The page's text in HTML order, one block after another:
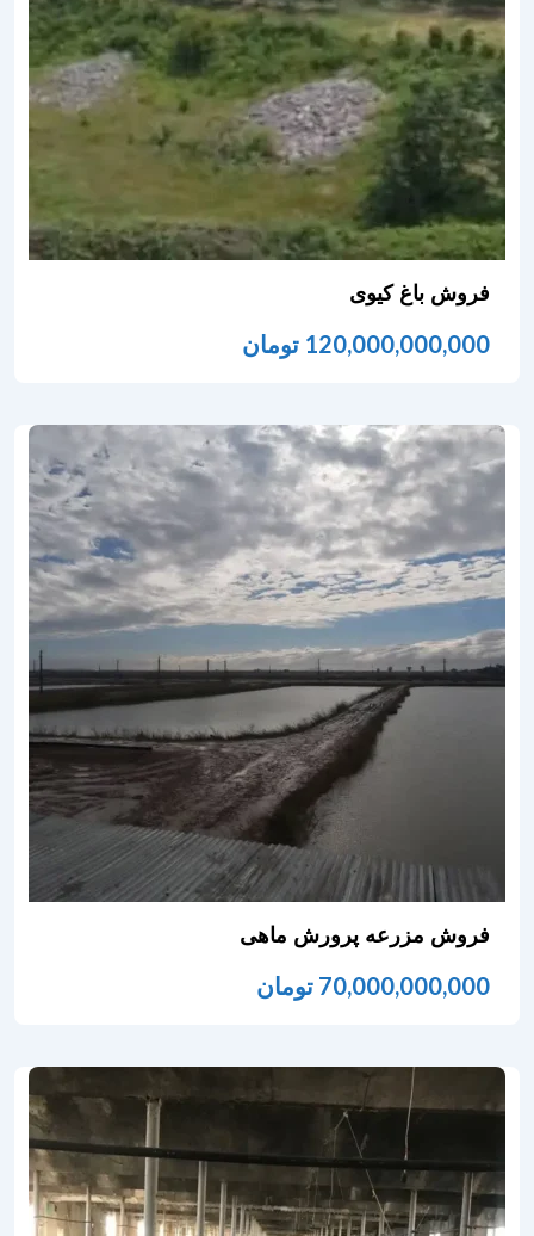
فروش باغ کیوی
120,000,000,000 تومان
فروش مزرعه پرورش ماهی
70,000,000,000 تومان